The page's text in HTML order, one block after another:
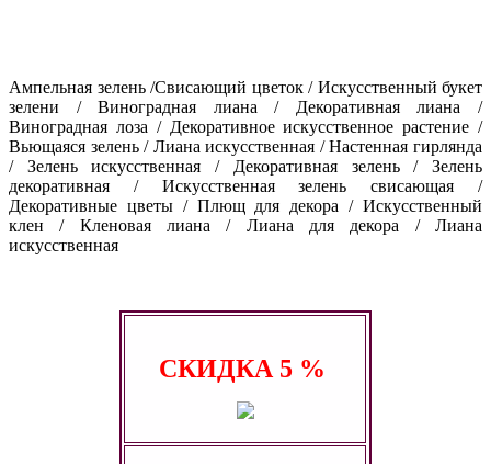
Ампельная зелень /Свисающий цветок / Искусственный букет
зелени / Виноградная лиана / Декоративная лиана /
Виноградная лоза / Декоративное искусственное растение /
Вьющаяся зелень / Лиана искусственная / Настенная гирлянда
/ Зелень искусственная / Декоративная зелень / Зелень
декоративная / Искусственная зелень свисающая /
Декоративные цветы / Плющ для декора / Искусственный
клен / Кленовая лиана / Лиана для декора / Лиана
искусственная
СКИДКА 5 %